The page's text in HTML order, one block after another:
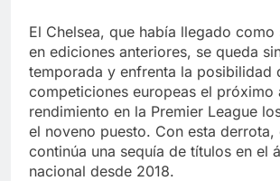
El Chelsea, que había llegado como
en ediciones anteriores, se queda
temporada y enfrenta la posibilidad
competiciones europeas el próximo
rendimiento en la Premier League
el noveno puesto. Con esta derrota,
continúa una sequía de títulos en el
nacional desde 2018.